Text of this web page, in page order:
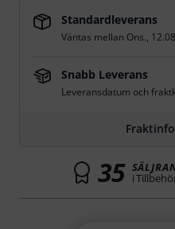
Standardleverans
Väntas mellan Ons.,
Snabb Leverans
Leveransdatum och
35 i